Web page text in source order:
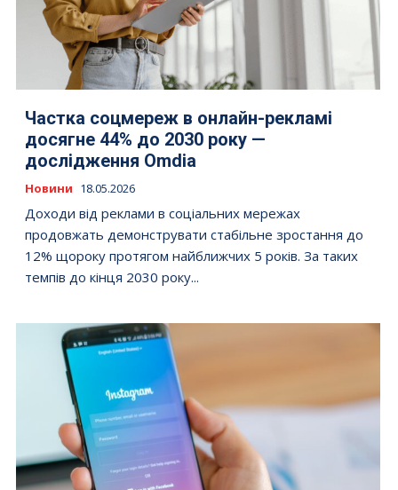
Частка соцмереж в онлайн-рекламі
досягне 44% до 2030 року —
дослідження Omdia
Новини 18.05.2026
Доходи від реклами в соціальних мережах
продовжать демонструвати стабільне зростання до
12% щороку протягом найближчих 5 років. За таких
темпів до кінця 2030 року...